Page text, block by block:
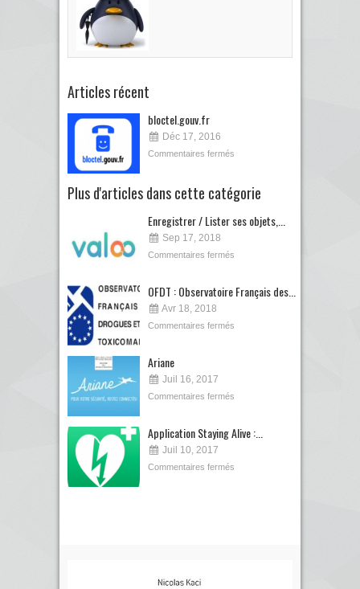
Articles récent
bloctel.gouv.fr
Déc 17, 2016
Commentaires fermés
Plus d'articles dans cette catégorie
Enregistrer / Lister ses objets,...
Sep 17, 2018
Commentaires fermés
OFDT : Observatoire Français des...
Avr 18, 2018
Commentaires fermés
Ariane
Juil 16, 2017
Commentaires fermés
Application Staying Alive :...
Juil 10, 2017
Commentaires fermés